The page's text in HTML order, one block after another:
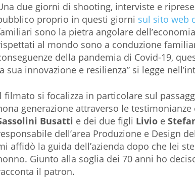
due giorni di shooting, interviste e
proprio in questi giorni sul sito web
sono la pietra angolare
al mondo sono a conduzione
della pandemia di Covid-19,
sua innovazione e resilienza” si legge
filmato si focalizza in particolare sul
generazione attraverso le
Busatti e dei due figli Livioe
dell’area Produzione e Design
affidò la guida dell’azienda dopo che lei
Giunto alla soglia dei 70 anni ho
il patron.